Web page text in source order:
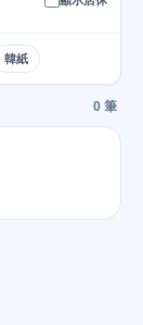
韓紙
0 筆